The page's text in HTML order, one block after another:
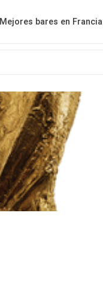
Mejores bares en Francia